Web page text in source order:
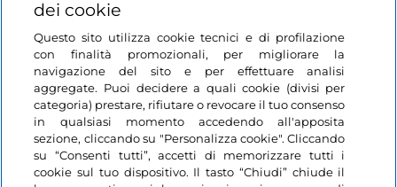
Restiamo in contatto
dei cookie
Questo sito utilizza cookie tecnici e di profilazione
con finalità promozionali, per migliorare la
navigazione del sito e per effettuare analisi
aggregate. Puoi decidere a quali cookie (divisi per
categoria) prestare, rifiutare o revocare il tuo consenso
in qualsiasi momento accedendo all'apposita
sezione, cliccando su "Personalizza cookie". Cliccando
su “Consenti tutti”, accetti di memorizzare tutti i
cookie sul tuo dispositivo. Il tasto “Chiudi” chiude il